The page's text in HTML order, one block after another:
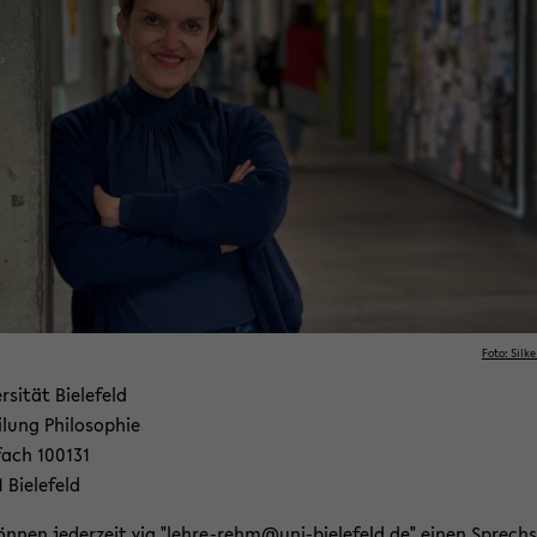
Foto:
Bie­le­feld
Phi­lo­so­phie
100131
Bie­le­feld